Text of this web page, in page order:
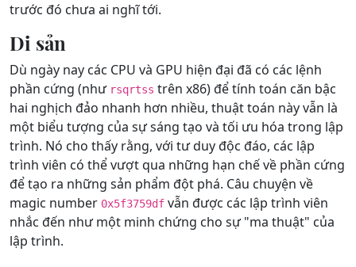
trước đó chưa ai nghĩ tới.
Di sản
Dù ngày nay các CPU và GPU hiện đại đã có các lệnh
phần cứng (như rsqrtss trên x86) để tính toán căn bậc
hai nghịch đảo nhanh hơn nhiều, thuật toán này vẫn là
một biểu tượng của sự sáng tạo và tối ưu hóa trong lập
trình. Nó cho thấy rằng, với tư duy độc đáo, các lập
trình viên có thể vượt qua những hạn chế về phần cứng
để tạo ra những sản phẩm đột phá. Câu chuyện về
magic number 0x5f3759df vẫn được các lập trình viên
nhắc đến như một minh chứng cho sự "ma thuật" của
lập trình.